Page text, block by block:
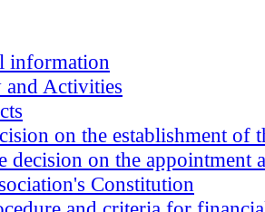
information
Activities
on the establishment of
decision on the appointment
Constitution